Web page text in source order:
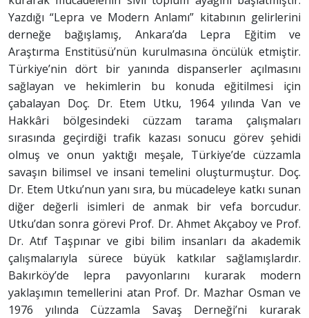
Yazdığı “Lepra ve Modern Anlamı” kitabının gelirlerini
derneğe bağışlamış, Ankara’da Lepra Eğitim ve
Araştırma Enstitüsü’nün kurulmasına öncülük etmiştir.
Türkiye’nin dört bir yanında dispanserler açılmasını
sağlayan ve hekimlerin bu konuda eğitilmesi için
çabalayan Doç. Dr. Etem Utku, 1964 yılında Van ve
Hakkâri bölgesindeki cüzzam tarama çalışmaları
sırasında geçirdiği trafik kazası sonucu görev şehidi
olmuş ve onun yaktığı meşale, Türkiye’de cüzzamla
savaşın bilimsel ve insani temelini oluşturmuştur. Doç.
Dr. Etem Utku’nun yanı sıra, bu mücadeleye katkı sunan
diğer değerli isimleri de anmak bir vefa borcudur.
Utku’dan sonra görevi Prof. Dr. Ahmet Akçaboy ve Prof.
Dr. Atıf Taşpınar ve gibi bilim insanları da akademik
çalışmalarıyla sürece büyük katkılar sağlamışlardır.
Bakırköy’de lepra pavyonlarını kurarak modern
yaklaşımın temellerini atan Prof. Dr. Mazhar Osman ve
1976 yılında Cüzzamla Savaş Derneği’ni kurarak